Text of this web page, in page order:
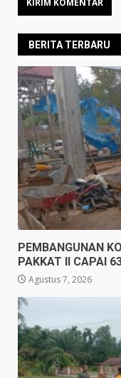
BERITA TERBARU
PEMBANGUNAN
PAKKAT II CAPAI
Agustus 7, 2026